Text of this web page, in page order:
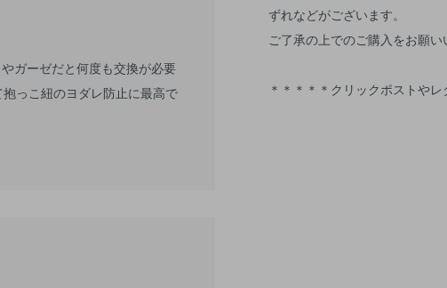
ずれなどがございます。
ご了承の上でのご購入をお願い
＊＊＊＊＊クリックポストや
ガーゼだと何度も交換が必要
っこ紐のヨダレ防止に最高で